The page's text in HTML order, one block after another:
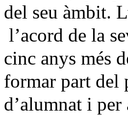
del seu àmbit.
l’acord de la
cinc anys més
formar part del
d’alumnat i